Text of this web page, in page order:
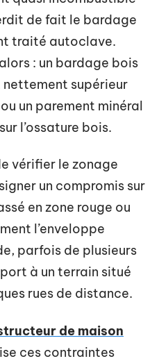
de fait le bardage
traité autoclave.
: un bardage bois
supérieur
un parement minéral
l’ossature bois.
vérifier le zonage
un compromis sur
en zone rouge ou
l’enveloppe
parfois de plusieurs
à un terrain situé
rues de distance.
de maison
ces contraintes